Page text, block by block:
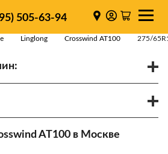
505-63-94
Linglong Crosswind AT100 275/
AT100 в Москве